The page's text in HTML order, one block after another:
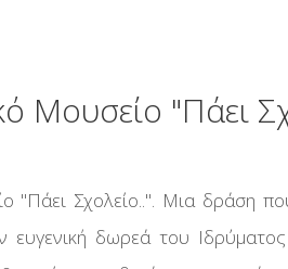
Μουσείο "Πάει
"Πάει Σχολείο..". Μια δράση
ευγενική δωρεά του